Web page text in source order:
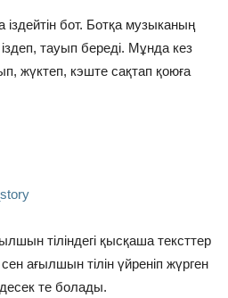
бот. Ботқа музыканың
тауып береді. Мұнда кез
жүктеп, кэште сақтап қоюға
тіліндегі қысқаша тексттер
ағылшын тілін үйреніп жүрген
те болады.